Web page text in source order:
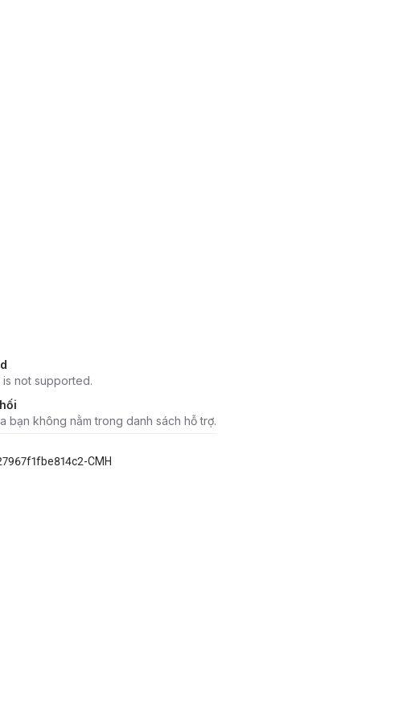
not supported.
bạn không nằm trong danh sách hỗ trợ.
CMH